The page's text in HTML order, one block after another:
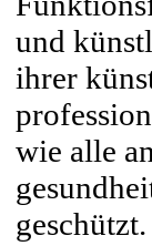
und
ihrer
wie alle